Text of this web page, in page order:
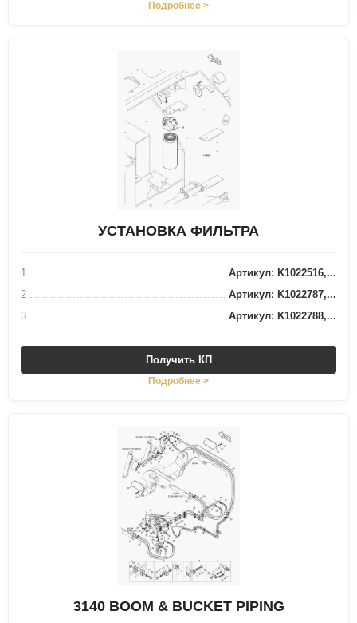
Подробнее >
УСТАНОВКА ФИЛЬТРА
1
Артикул: K1022516,...
2
Артикул: K1022787,...
3
Артикул: K1022788,...
Получить КП
Подробнее >
3140 BOOM & BUCKET PIPING